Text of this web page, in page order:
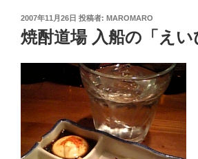
投
稿
日:
2007年11月26日 投稿者: MAROMARO
焼酎道場 入船の「えい